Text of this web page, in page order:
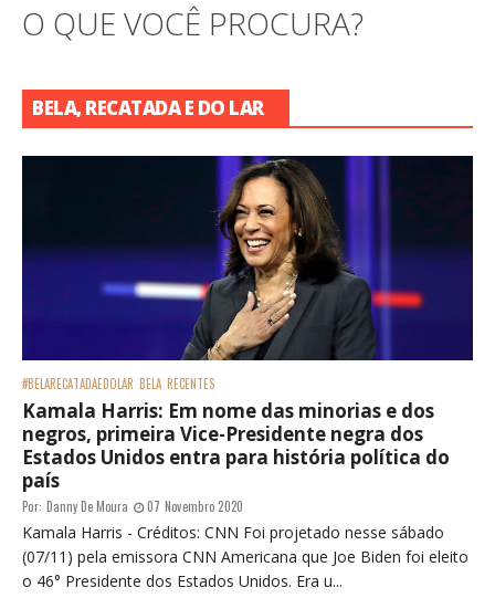
O QUE VOCÊ PROCURA?
BELA, RECATADA E DO LAR
#BELARECATADAEDOLAR BELA RECENTES
Kamala Harris: Em nome das minorias e dos
negros, primeira Vice-Presidente negra dos
Estados Unidos entra para história política do
país
Por: Danny De Moura 07 Novembro 2020
Kamala Harris - Créditos: CNN Foi projetado nesse sábado
(07/11) pela emissora CNN Americana que Joe Biden foi eleito
o 46° Presidente dos Estados Unidos. Era u...